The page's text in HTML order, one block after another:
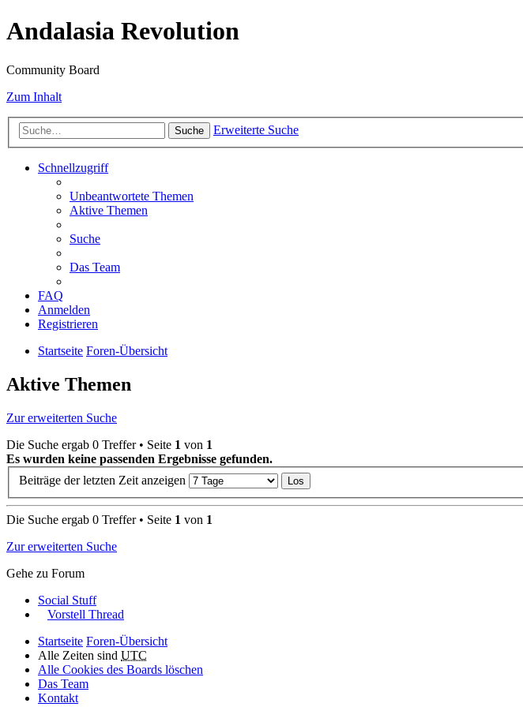
Andalasia Revolution
Community Board
Zum Inhalt
Suche Erweiterte Suche
Schnellzugriff
Unbeantwortete Themen
Aktive Themen
Suche
Das Team
FAQ
Anmelden
Registrieren
Startseite Foren-Übersicht
Aktive Themen
Zur erweiterten Suche
Die Suche ergab 0 Treffer • Seite 1 von 1
Es wurden keine passenden Ergebnisse gefunden.
Beiträge der letzten Zeit anzeigen
Die Suche ergab 0 Treffer • Seite 1 von 1
Zur erweiterten Suche
Gehe zu Forum
Social Stuff
Vorstell Thread
Startseite Foren-Übersicht
Alle Zeiten sind UTC
Alle Cookies des Boards löschen
Das Team
Kontakt